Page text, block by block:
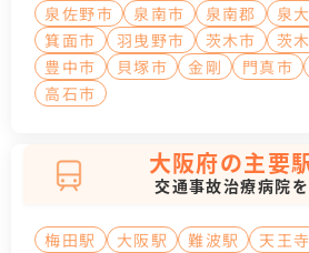
泉佐野市
泉南市 泉南郡 泉
箕面市
羽曳野市 茨木市 茨
豊中市
貝塚市 金剛 門真市
高石市
大阪府の主要
交通事故治療病院
梅田駅 大阪駅 難波駅 天王